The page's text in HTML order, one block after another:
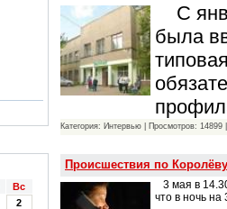
Вс
2
С
была
Категория: Интервью | Просмотров:
Происшествия по
3 мая в
что в ночь